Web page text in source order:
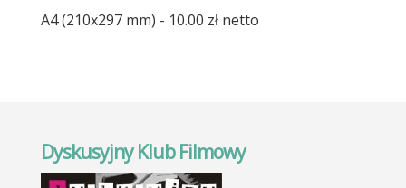
A4 (210x297 mm) - 10.00 zł netto
Dyskusyjny Klub Filmowy